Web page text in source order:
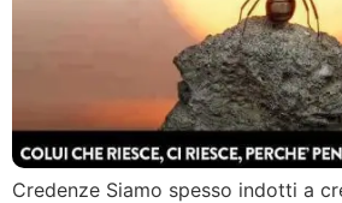
Credenze Siamo spesso indotti a